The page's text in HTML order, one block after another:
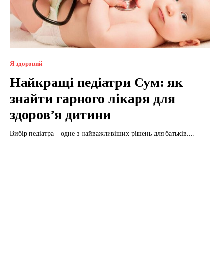
Я здоровий
Найкращі педіатри Сум: як
знайти гарного лікаря для
здоров’я дитини
Вибір педіатра – одне з найважливіших рішень для батьків....